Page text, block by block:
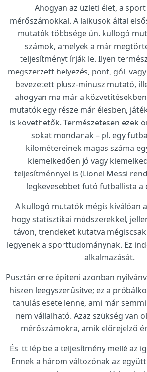
Ahogyan az üzleti élet, a
mérőszámokkal. A laikusok által
mutatók többsége ún. kullogó
számok, amelyek a már
teljesítményt írják le. Ilyen
megszerzett helyezés, pont, gól,
bevezetett plusz-mínusz mutató,
ahogyan ma már a
mutatók egy része már élesben,
is követhetők. Természetesen ezek
sokat mondanak – pl. egy
kilométereinek magas száma
kiemelkedően jó vagy
teljesítménnyel is (Lionel Messi
legkevesebbet futó futballista a
A kullogó mutatók mégis kiválóan
hogy statisztikai módszerekkel,
távon, trendeket kutatva
legyenek a sporttudománynak. Ez
alkalmazását.
Pusztán erre építeni azonban
hiszen leegyszerűsítve; ez a
tanulás esete lenne, ami már
nem vállalható. Azaz szükség van
mérőszámokra, amik előrejelző
És itt lép be a teljesítmény mellé az
Ennek a három változónak az